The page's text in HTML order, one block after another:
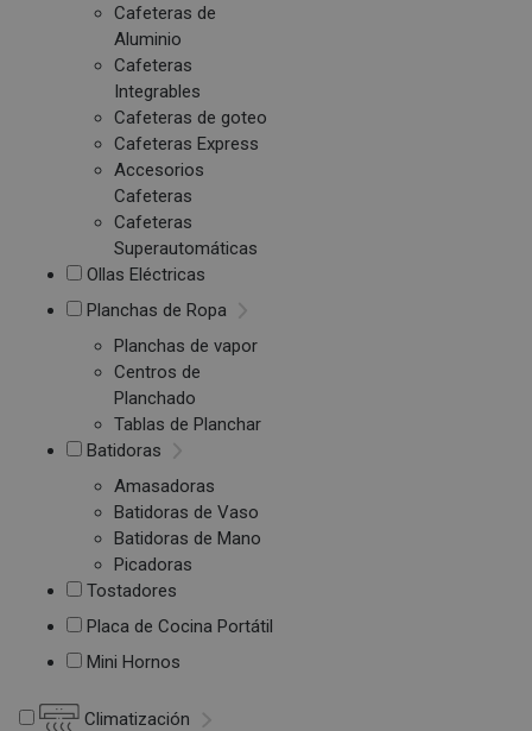
Cafeteras de
Aluminio
Cafeteras
Integrables
Cafeteras de goteo
Cafeteras Express
Accesorios
Cafeteras
Cafeteras
Superautomáticas
Ollas Eléctricas
Planchas de Ropa
Planchas de vapor
Centros de
Planchado
Tablas de Planchar
Batidoras
Amasadoras
Batidoras de Vaso
Batidoras de Mano
Picadoras
Tostadores
Placa de Cocina Portátil
Mini Hornos
Climatización